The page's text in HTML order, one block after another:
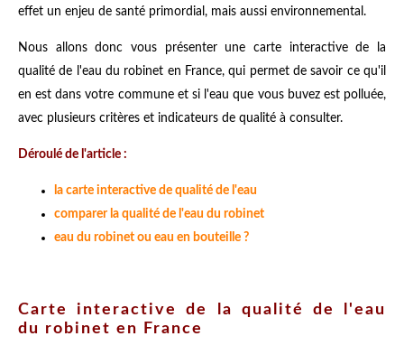
effet un enjeu de santé primordial, mais aussi environnemental.
Nous allons donc vous présenter une carte interactive de la
qualité de l'eau du robinet en France, qui permet de savoir ce qu'il
en est dans votre commune et si l'eau que vous buvez est polluée,
avec plusieurs critères et indicateurs de qualité à consulter.
Déroulé de l'article :
la carte interactive de qualité de l'eau
comparer la qualité de l'eau du robinet
eau du robinet ou eau en bouteille ?
Carte interactive de la qualité de l'eau
du robinet en France